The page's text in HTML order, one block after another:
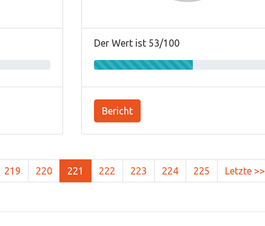
Der Wert ist 53/100
Bericht
219 220 221 222 223 224 225 Letzte >>